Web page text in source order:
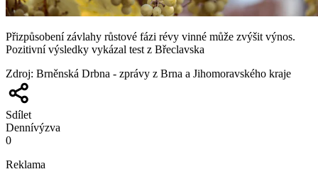
Přizpůsobení závlahy růstové fázi révy vinné může zvýšit výnos.
Pozitivní výsledky vykázal test z Břeclavska
Zdroj: Brněnská Drbna - zprávy z Brna a Jihomoravského kraje
Sdílet
Dennívýzva
0
Reklama